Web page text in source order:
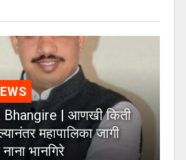
| आणखी किती
महापालिका जागी
भानगिरे